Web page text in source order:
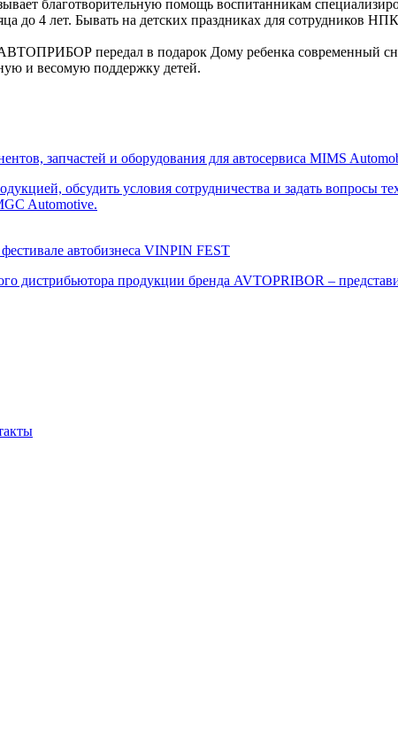
благотворительную помощь воспитанникам
до 4 лет. Бывать на детских праздниках для
передал в подарок Дому ребенка современный
и весомую поддержку детей.
запчастей и оборудования для автосервиса MIMS
обсудить условия сотрудничества и задать вопросы
Automotive.
автобизнеса VINPIN FEST
дистрибьютора продукции бренда AVTOPRIBOR –